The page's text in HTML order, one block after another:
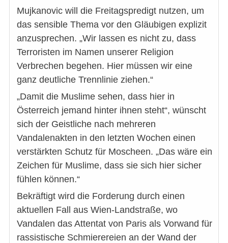
Mujkanovic will die Freitagspredigt nutzen, um
das sensible Thema vor den Gläubigen explizit
anzusprechen. „Wir lassen es nicht zu, dass
Terroristen im Namen unserer Religion
Verbrechen begehen. Hier müssen wir eine
ganz deutliche Trennlinie ziehen.“
„Damit die Muslime sehen, dass hier in
Österreich jemand hinter ihnen steht“, wünscht
sich der Geistliche nach mehreren
Vandalenakten in den letzten Wochen einen
verstärkten Schutz für Moscheen. „Das wäre ein
Zeichen für Muslime, dass sie sich hier sicher
fühlen können.“
Bekräftigt wird die Forderung durch einen
aktuellen Fall aus Wien-Landstraße, wo
Vandalen das Attentat von Paris als Vorwand für
rassistische Schmierereien an der Wand der